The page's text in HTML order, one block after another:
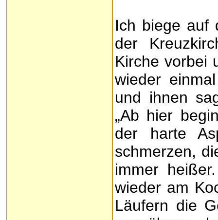
Ich biege auf
der
Kirche vorbei
wieder
und ihnen
„Ab hier
der harte
schmerzen,
immer
wieder am
Läufern die